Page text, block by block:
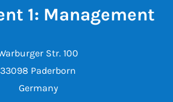
1: Management
Str. 100
33098 Paderborn
Germany